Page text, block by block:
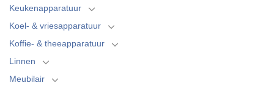
Keukenapparatuur
Koel- & vriesapparatuur
Koffie- & theeapparatuur
Linnen
Meubilair